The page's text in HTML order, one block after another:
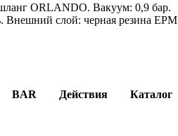
ORLANDO. Вакуум: 0,9 бар.
Внешний слой: черная резина EPM
BAR Действия Каталог